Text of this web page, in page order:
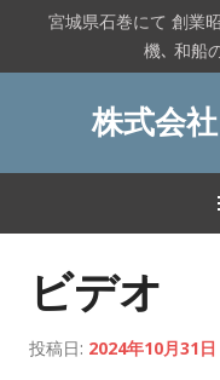
テ
宮城県石巻にて 創業
機､ 和船
株式会
ビデオ
投稿日: 2024年10月31日